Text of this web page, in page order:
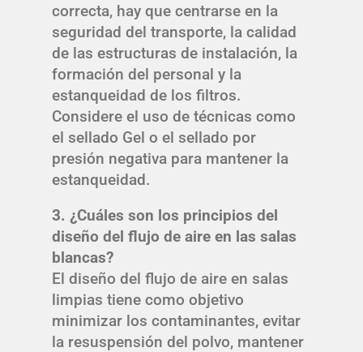
correcta, hay que centrarse en la
seguridad del transporte, la calidad
de las estructuras de instalación, la
formación del personal y la
estanqueidad de los filtros.
Considere el uso de técnicas como
el sellado Gel o el sellado por
presión negativa para mantener la
estanqueidad.
3. ¿Cuáles son los principios del
diseño del flujo de aire en las salas
blancas?
El diseño del flujo de aire en salas
limpias tiene como objetivo
minimizar los contaminantes, evitar
la resuspensión del polvo, mantener